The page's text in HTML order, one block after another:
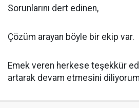
Sorunlarını dert edinen,
Çözüm arayan böyle bir ekip var.
Emek veren herkese teşekkür
artarak devam etmesini